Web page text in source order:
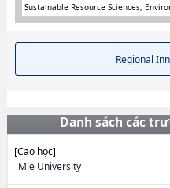
Sustainable Resource Sciences,
Regional
Danh sách các
[Cao học]
Mie University